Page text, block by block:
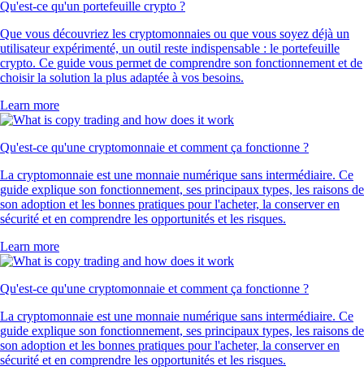
Qu'est-ce qu'un portefeuille crypto ?
Que vous découvriez les cryptomonnaies ou que vous soyez déjà un
utilisateur expérimenté, un outil reste indispensable : le portefeuille
crypto. Ce guide vous permet de comprendre son fonctionnement et de
choisir la solution la plus adaptée à vos besoins.
Learn more
Qu'est-ce qu'une cryptomonnaie et comment ça fonctionne ?
La cryptomonnaie est une monnaie numérique sans intermédiaire. Ce
guide explique son fonctionnement, ses principaux types, les raisons de
son adoption et les bonnes pratiques pour l'acheter, la conserver en
sécurité et en comprendre les opportunités et les risques.
Learn more
Qu'est-ce qu'une cryptomonnaie et comment ça fonctionne ?
La cryptomonnaie est une monnaie numérique sans intermédiaire. Ce
guide explique son fonctionnement, ses principaux types, les raisons de
son adoption et les bonnes pratiques pour l'acheter, la conserver en
sécurité et en comprendre les opportunités et les risques.